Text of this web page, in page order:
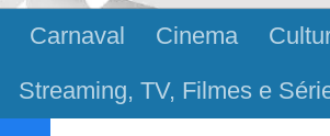
Carnaval Cinema
Streaming, TV, Filmes e